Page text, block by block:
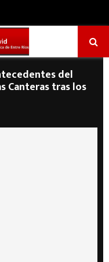
del
Canteras tras los